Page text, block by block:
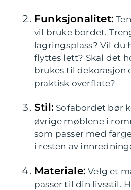
Funksjonalitet:
vil bruke bordet.
lagringsplass? Vil du
flyttes lett? Skal det
brukes til dekorasjon
praktisk overflate?
Stil: Sofabordet bør
øvrige møblene i
som passer med
i resten av
Materiale: Velg et
passer til din livsstil.